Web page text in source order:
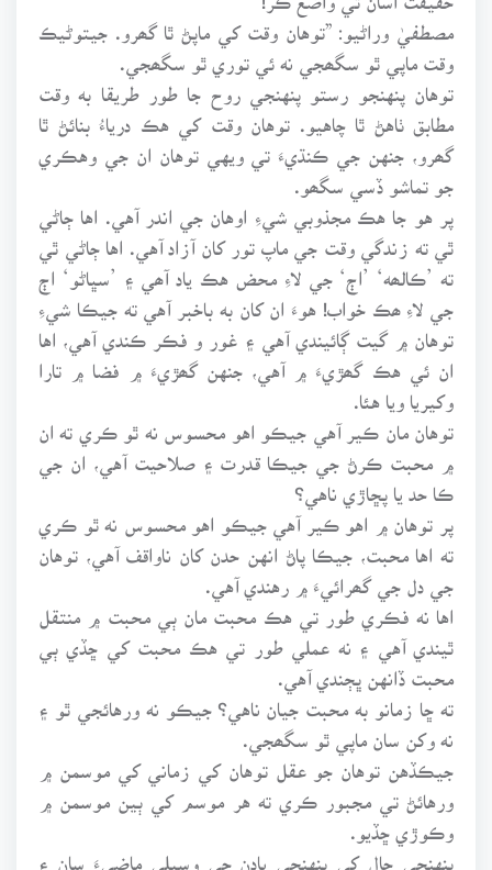
مصطفيٰ وراڻيو: ”توهان وقت کي ماپڻ ٿا گھرو. جيتوڻيڪ
وقت ماپي ٿو سگھجي نه ئي توري ٿو سگھجي.
توهان پنهنجو رستو پنهنجي روح جا طور طريقا به وقت
مطابق ٺاهڻ ٿا چاهيو. توهان وقت کي هڪ درياءُ بنائڻ ٿا
گھرو، جنهن جي ڪنڌيءَ تي ويهي توهان ان جي وهڪري
جو تماشو ڏسي سگھو.
پر هو جا هڪ مجذوبي شيءِ اوهان جي اندر آهي. اها ڄاڻي
ٿي ته زندگي وقت جي ماپ تور کان آزاد آهي. اها ڄاڻي ٿي
ته ’ڪالھه‘ ’اڄ‘ جي لاءِ محض هڪ ياد آھي ۽ ’سڀاڻو‘ اڄ
جي لاءِ ھڪ خواب! هوءَ ان کان به باخبر آهي ته جيڪا شيءِ
توهان ۾ گيت ڳائيندي آهي ۽ غور و فڪر ڪندي آهي، اها
ان ئي هڪ گھڙيءَ ۾ آهي، جنهن گھڙيءَ ۾ فضا ۾ تارا
وکيريا ويا هئا.
توهان مان ڪير آهي جيڪو اهو محسوس نه ٿو ڪري ته ان
۾ محبت ڪرڻ جي جيڪا قدرت ۽ صلاحيت آهي، ان جي
ڪا حد يا پڇاڙي ناهي؟
پر توهان ۾ اهو ڪير آهي جيڪو اهو محسوس نه ٿو ڪري
ته اها محبت، جيڪا پاڻ انهن حدن کان ناواقف آهي، توهان
جي دل جي گھرائيءَ ۾ رهندي آهي.
اها نه فڪري طور تي هڪ محبت مان ٻي محبت ۾ منتقل
ٿيندي آهي ۽ نه عملي طور تي هڪ محبت کي ڇڏي ٻي
محبت ڏانهن ڀڄندي آهي.
ته ڇا زمانو به محبت جيان ناهي؟ جيڪو نه ورهائجي ٿو ۽
نه وکن سان ماپي ٿو سگھجي.
جيڪڏهن توهان جو عقل توهان کي زماني کي موسمن ۾
ورهائڻ تي مجبور ڪري ته هر موسم کي ٻين موسمن ۾
وڪوڙي ڇڏيو.
پنهنجي حال کي پنهنجي يادن جي وسيلي ماضيءَ سان ۽